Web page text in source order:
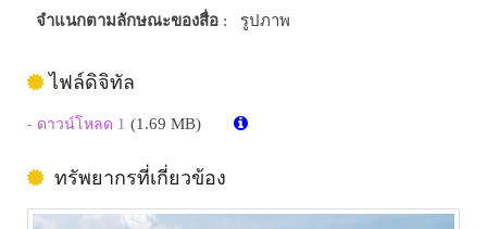
จำแนกตามลักษณะของสื่อ : รูปภาพ
ไฟล์ดิจิทัล
- ดาวน์โหลด 1 (1.69 MB)
ทรัพยากรที่เกี่ยวข้อง